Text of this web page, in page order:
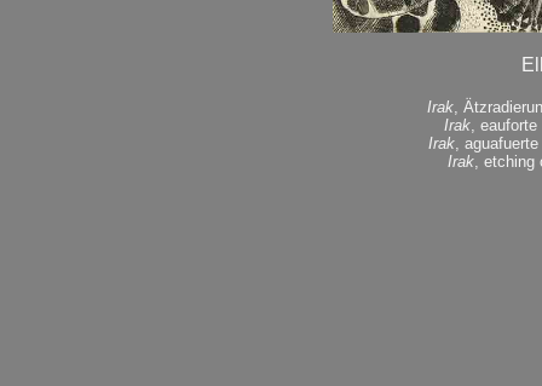
Irak,
Irak, eauforte
Irak ,
Irak, etching